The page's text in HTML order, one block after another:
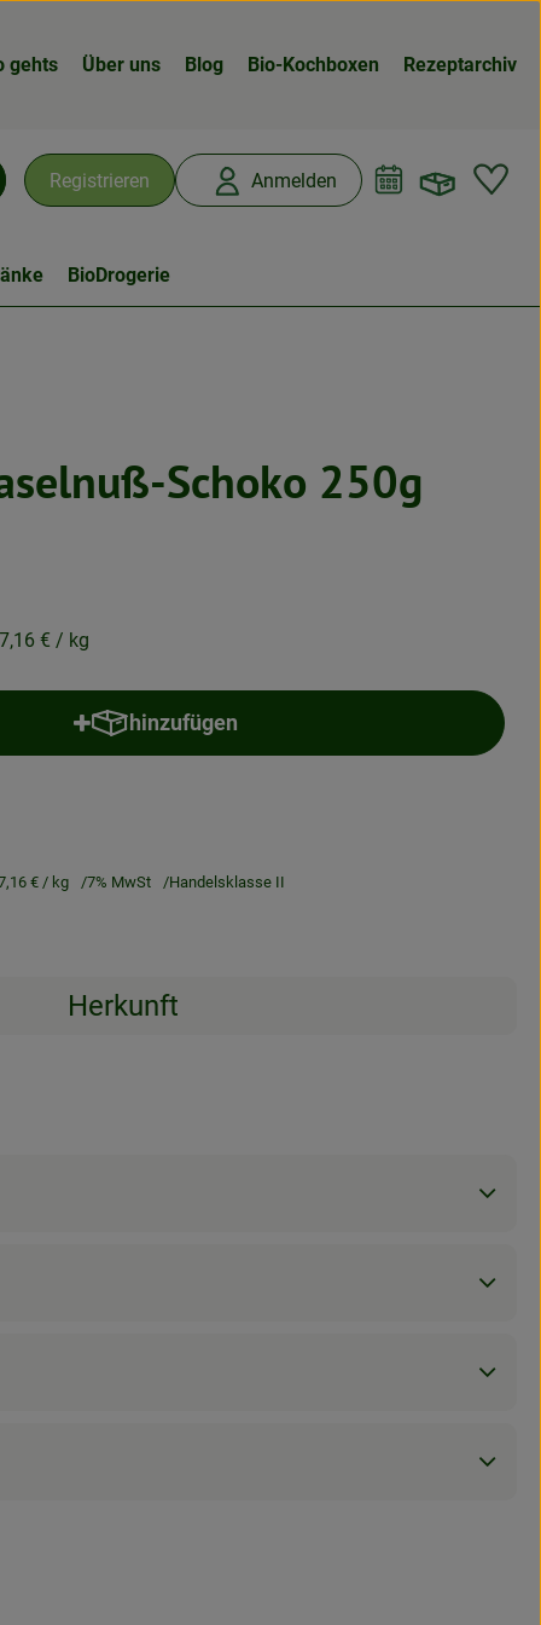
gehts Über uns Blog Bio-Kochboxen Rezeptarchiv
Registrieren Anmelden
BioDrogerie
Schoko 250g
€ / kg
hinzufügen
Produkt zum Warenkorb hinzufügen
€/ kg 7% MwSt Handelsklasse II
Herkunft